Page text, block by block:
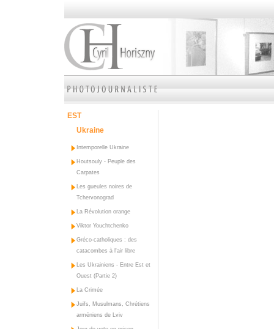
EST
Ukraine
Intemporelle Ukraine
Houtsouly - Peuple des
Carpates
Les gueules noires de
Tchervonograd
La Révolution orange
Viktor Youchtchenko
Gréco-catholiques : des
catacombes à l'air libre
Les Ukrainiens - Entre Est et
Ouest (Partie 2)
La Crimée
Juifs, Musulmans, Chrétiens
arméniens de Lviv